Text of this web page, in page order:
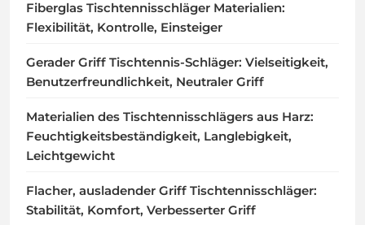
Fiberglas Tischtennisschläger Materialien:
Flexibilität, Kontrolle, Einsteiger
Gerader Griff Tischtennis-Schläger: Vielseitigkeit,
Benutzerfreundlichkeit, Neutraler Griff
Materialien des Tischtennisschlägers aus Harz:
Feuchtigkeitsbeständigkeit, Langlebigkeit,
Leichtgewicht
Flacher, ausladender Griff Tischtennisschläger:
Stabilität, Komfort, Verbesserter Griff